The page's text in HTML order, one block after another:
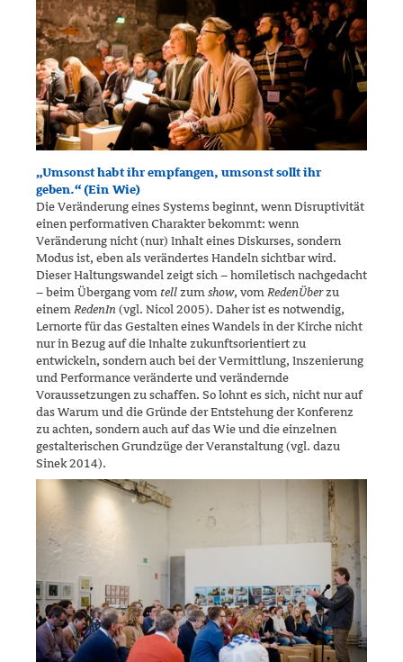
„Umsonst habt ihr empfangen, umsonst sollt ihr
geben.“ (Ein Wie)
Die Veränderung eines Systems beginnt, wenn Disruptivität
einen per­for­mativen Charakter bekommt: wenn
Veränderung nicht (nur) Inhalt eines Diskurses, sondern
Modus ist, eben als verändertes Handeln sicht­bar wird.
Dieser Haltungswandel zeigt sich – homiletisch nachgedacht
– beim Übergang vom tell zum show, vom RedenÜberzu
einem RedenIn (vgl. Nicol 2005). Daher ist es notwendig,
Lernorte für das Gestalten eines Wandels in der Kirche nicht
nur in Bezug auf die Inhalte zukunfts­orientiert zu
entwickeln, sondern auch bei der Vermittlung, Inszenie­rung
und Performance veränderte und verändernde
Voraussetzungen zu schaf­fen. So lohnt es sich, nicht nur auf
das Warum und die Gründe der Entstehung der Konferenz
zu achten, sondern auch auf das Wie und die einzelnen
gestalterischen Grundzüge der Veranstaltung (vgl. dazu
Sinek 2014).